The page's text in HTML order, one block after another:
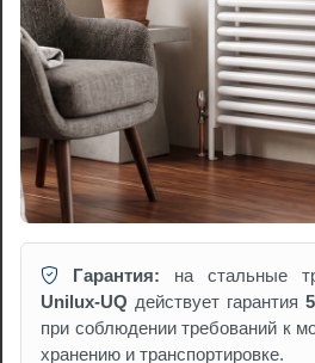
Гарантия: на стальные
Unilux-UQ действует гарантия
при соблюдении требований к
хранению и транспортировке.